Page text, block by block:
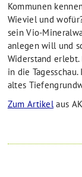
Kommunen
Wieviel und
sein Vio-
anlegen will und
Widerstand
in die
altes
Zum Artikelaus